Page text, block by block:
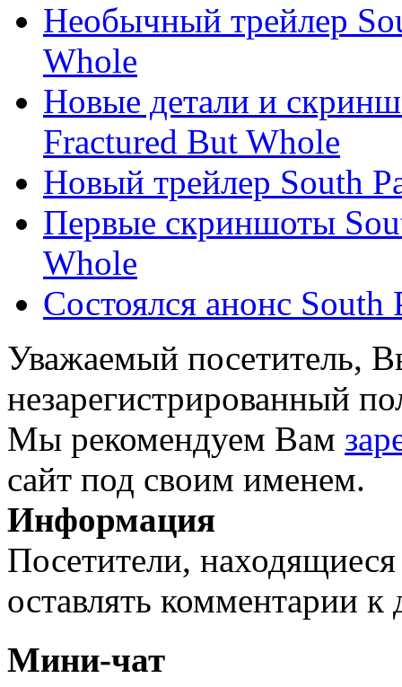
Необычный трейлер
Whole
Новые детали и
Fractured But Whole
Новый трейлер South
Первые скриншоты
Whole
Состоялся анонс
Уважаемый посетитель,
незарегистрированный
Мы рекомендуем Вам
сайт под своим именем.
Информация
Посетители,
оставлять комментарии
Мини-чат